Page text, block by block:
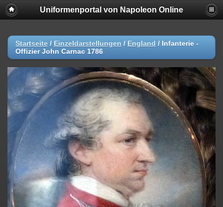
Uniformenportal von Napoleon Online
Startseite / Einzeldarstellungen / England / Infanterie -
Offizier John Carnac 1786